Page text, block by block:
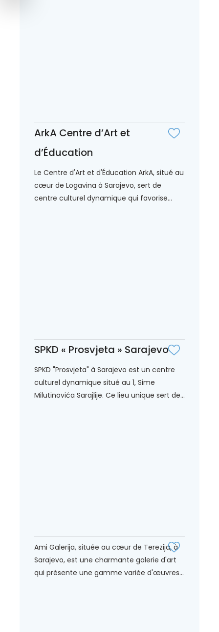
ArkA Centre d’Art et
d’Éducation
Le Centre d'Art et d'Éducation ArkA, situé au
cœur de Logavina à Sarajevo, sert de
centre culturel dynamique qui favorise...
SPKD « Prosvjeta » Sarajevo
SPKD "Prosvjeta" à Sarajevo est un centre
culturel dynamique situé au 1, Sime
Milutinovića Sarajlije. Ce lieu unique sert de...
Ami Galerija, située au cœur de Terezija, à
Sarajevo, est une charmante galerie d'art
qui présente une gamme variée d'œuvres...